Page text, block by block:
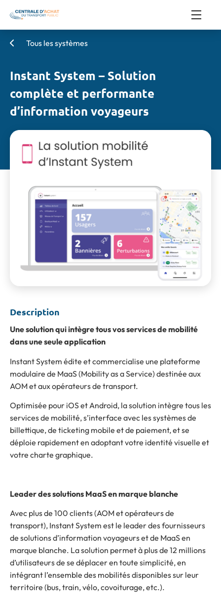
Tous les systèmes
Instant System – Solution
complète et performante
d’information voyageurs
Description
Une solution qui intègre tous vos services de mobilité
dans une seule application
Instant System édite et commercialise une plateforme
modulaire de MaaS (Mobility as a Service) destinée aux
AOM et aux opérateurs de transport.
Optimisée pour iOS et Android, la solution intègre tous les
services de mobilité, s’interface avec les systèmes de
billettique, de ticketing mobile et de paiement, et se
déploie rapidement en adoptant votre identité visuelle et
votre charte graphique.
Leader des solutions MaaS en marque blanche
Avec plus de 100 clients (AOM et opérateurs de
transport), Instant System est le leader des fournisseurs
de solutions d’information voyageurs et de MaaS en
marque blanche. La solution permet à plus de 12 millions
d’utilisateurs de se déplacer en toute simplicité, en
intégrant l’ensemble des mobilités disponibles sur leur
territoire (bus, train, vélo, covoiturage, etc.).